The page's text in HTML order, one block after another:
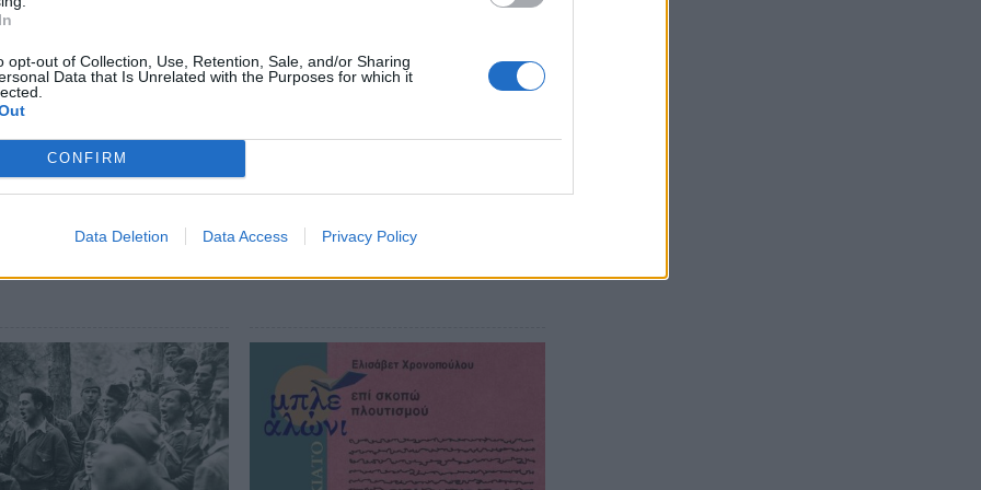
opt-out of Collection, Use, Retention, Sale, and/or Sharing
Data that Is Unrelated with the Purposes for which it
CONFIRM
Data Deletion Data Access Privacy Policy
αρκετοί Σπαρτιάτες που
της Μακεδονίας.
Λακώνων συγγραφέων κυκλοφορούν από
εκδότριας Κάκιας Ξύδη.